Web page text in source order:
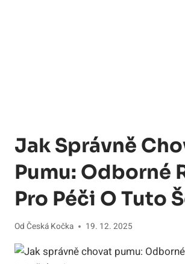
Jak Správně
Pumu: Odborné
Pro Péči O Tuto
Od Česká Kočka 19. 12. 2025